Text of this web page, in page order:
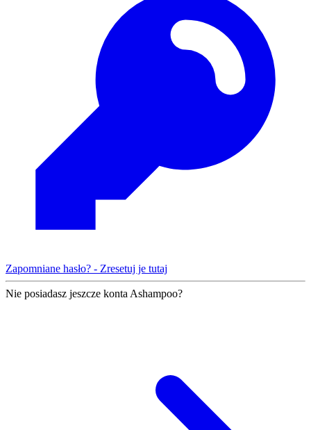
Zapomniane hasło? - Zresetuj je tutaj
Nie posiadasz jeszcze konta Ashampoo?